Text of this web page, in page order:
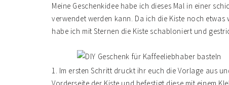
Meine Geschenkidee habe ich dieses Mal in einer
verwendet werden kann. Da ich die Kiste noch
habe ich mit Sternen die Kiste schabloniert und
1. Im ersten Schritt druckt ihr euch die Vorlage aus